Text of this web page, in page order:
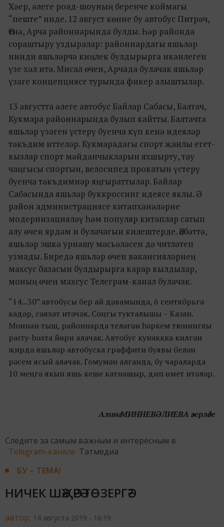
Хәер, әлеге роад-шоуның беренче коймагы
“пеште” инде. 12 август көнне бу автобус Питрәч,
Әтнә, Арча районнарында булды. Һәр районда
сораштыру уздыралар: районнардагы яшьләр
нинди яшьләрчә киңлек булдырырга икәнлеген
үзе хәл итә. Мисал өчен, Арчада булачак яшьләр
үзәге концепциясе турында фикер алыштылар.
13 августта әлеге автобус Байлар Сабасы, Балтач,
Кукмара районнарында булып кайтты. Балтачта
яшьләр үзәген үстерү буенча күп кенә идеяләр
тәкъдим иттеләр. Кукмарадагы спорт җанлы егет-
кызлар спорт мәйданчыкларын яхшырту, тау
чаңгысы спортын, велосипед прокатын үстерү
буенча тәкъдимнәр яңгыраттылар. Байлар
Сабасында яшьләр буккроссинг идеясе яклы. Ә
район администрациясе китапханәләрне
модернизацияләү һәм популяр китаплар сатып
алу өчен ярдәм и булачагын килештерде. Әлбәттә,
яшьләр эшкә урнашу мәсьәләсен дә читләтеп
узмады. Биредә яшьләр өчен вакансияләрнең
махсус базасын булдырырга карар кылдылар,
моның өчен махсус Телеграм-канал булачак.
“14...30” автобусы бер ай дәвамында, 6 сентябрьгә
кадәр, сәяхәт итәчәк. Соңгы тукталышы – Казан.
Моннан тыш, районнарда теләгән һәркем тюнинглы
party-busта йөри алачак. Автобус кунаккка килгән
җирдә яшьләр автобуска граффити буявы белән
рәсем ясый алачак. Гомумән алганда, бу чараларда
10 меңгә якын яшь кеше катнашыр, дип өмет итәләр.
Алинә МИННЕВӘЛИЕВА әзерләде
Следите за самым важным и интересным в
Telegram-канале Татмедиа
БУ – ТЕМА!
НИЧЕК ШӘҖӘРӘ ТӨЗЕРГӘ?
автор, 14 августа 2019 - 16:19